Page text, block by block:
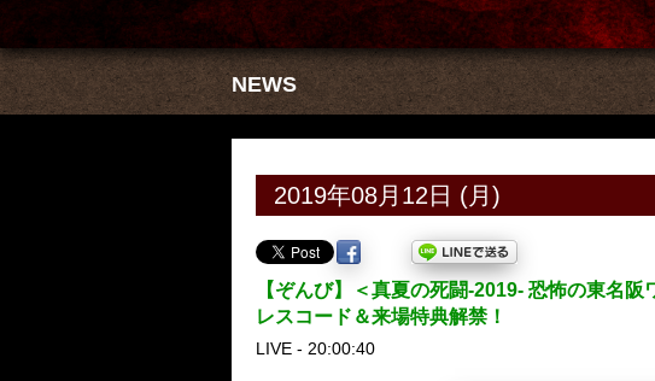
NEWS
2019年08月12日 (月)
【ぞんび】＜真夏の死闘-2019- 恐怖の東名
レスコード＆来場特典解禁！
LIVE - 20:00:40